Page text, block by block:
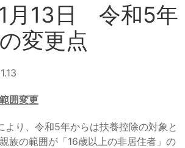
月13日 令和5年
変更点
囲変更
より、令和5年からは扶養控除の対象と
族の範囲が「16歳以上の非居住者」の